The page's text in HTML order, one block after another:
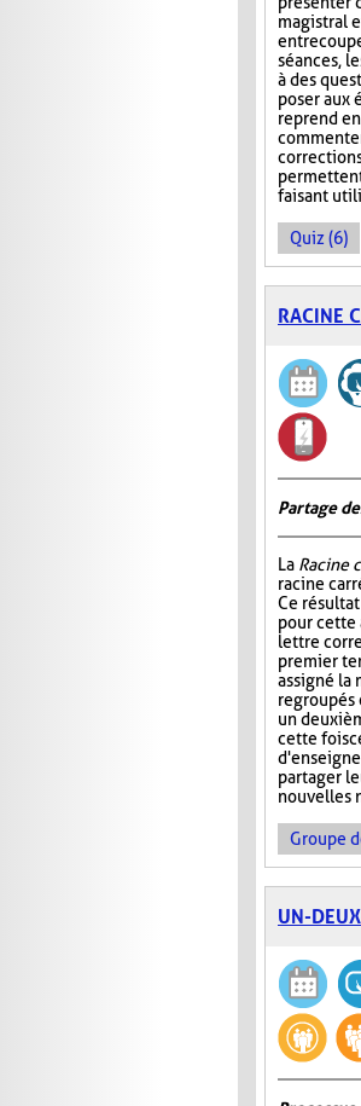
magistral
séances,
à des
poser aux
reprend
faisant
Quiz (6)
RACINE
Partage
La Racine
racine
Ce
pour cette
lettre
premier
assigné la
regroupés
un
cette fois
partager
nouvelles
Groupe
UN-